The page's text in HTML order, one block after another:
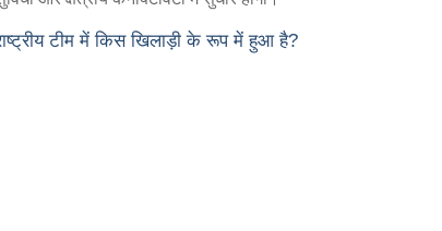
टीम में किस खिलाड़ी के रूप में हुआ है?